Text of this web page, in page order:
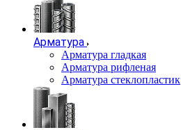
Арматура
Арматура гладкая
Арматура рифленая
Арматура стеклопластик